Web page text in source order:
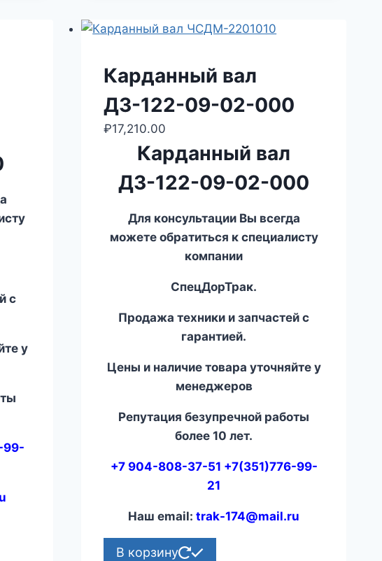
с
у
99-
Карданный вал
ДЗ-122-09-02-000
₽17,210.00
Карданный вал
ДЗ-122-09-02-000
Для консультации Вы всегда
можете обратиться к специалисту
компании
СпецДорТрак.
Продажа техники и запчастей с
гарантией.
Цены и наличие товара уточняйте у
менеджеров
Репутация безупречной работы
более 10 лет.
+7 904-808-37-51 +7(351)776-99-
21
Наш email:trak-174@mail.ru
В корзину